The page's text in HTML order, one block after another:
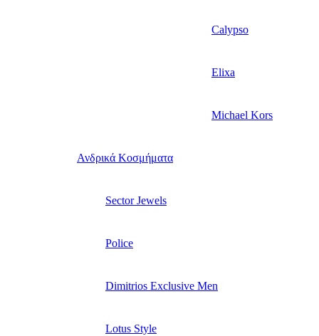
Calypso
Elixa
Michael Kors
Ανδρικά Κοσμήματα
Sector Jewels
Police
Dimitrios Exclusive Men
Lotus Style